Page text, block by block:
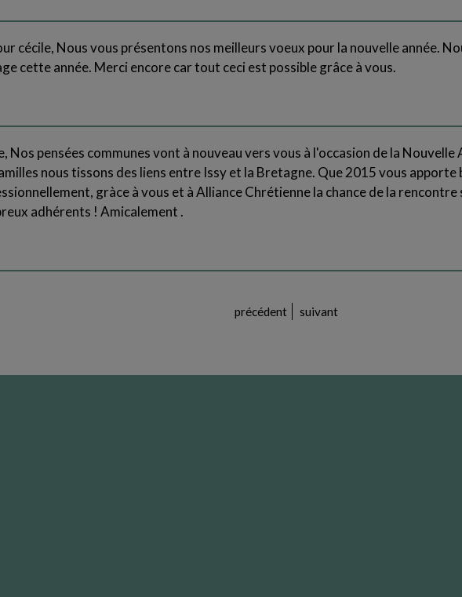
cécile, Nous vous présentons nos meilleurs voeux pour la nouvelle année.
cette année. Merci encore car tout ceci est possible grâce à vous.
Nos pensées communes vont à nouveau vers vous à l'occasion de la
nous tissons des liens entre Issy et la Bretagne. Que 2015 vous apporte
gràce à vous et à Alliance Chrétienne la chance de la
adhérents ! Amicalement .
précédent suivant